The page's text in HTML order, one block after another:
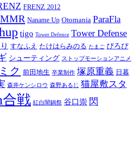
FRENZ 2012
MMR Naname Up Otomania ParaFla
tigo Tower Defence Tower Defense
すなふえ たけはらみのる たまご ぴろぴ
シューティング ストップモーションアニメ
ク 前田地生 卒業制作 塚原重義 日暮
森井ケンシロウ 森野あるじ 猫屋敷スタ
合戦 紅白闇鍋祭 谷口崇 閃